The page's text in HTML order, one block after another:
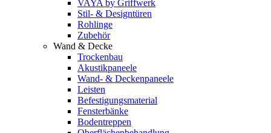
VAYA by Griffwerk
Stil- & Designtüren
Rohlinge
Zubehör
Wand & Decke
Trockenbau
Akustikpaneele
Wand- & Deckenpaneele
Leisten
Befestigungsmaterial
Fensterbänke
Bodentreppen